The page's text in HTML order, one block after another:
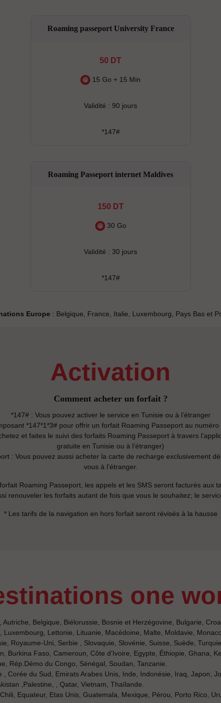
Roaming passeport University France
50 DT
15 Go + 15 Min
Validité : 90 jours
*147#
Roaming Passeport internet Maldives
150 DT
30 Go
Validité : 30 jours
*147#
Europe : Belgique, France, Italie, Luxembourg, Pays Bas et
activation
Comment acheter un forfait ?
*147# : Vous pouvez activer le service en Tunisie ou à l’étranger
*147*1*3# pour offrir un forfait Roaming Passeport au
et faites le suivi des forfaits Roaming Passeport à travers
gratuite en Tunisie ou à l’étranger)
: Vous pouvez aussi acheter la carte de recharge exclusivement
vous à l’étranger.
Roaming Passeport, les appels et les SMS seront facturés aux
renouveler les forfaits autant de fois que vous le souhaitez; le
* Les tarifs de la navigation en hors forfait seront révisés à la hausse
one
Autriche, Belgique, Biélorussie, Bosnie et Herzégovine, Bulgarie,
Lettonie, Lituanie, Macédoine, Malte, Moldavie,
Royaume-Uni, Serbie , Slovaquie, Slovénie, Suisse, Suède,
Burkina Faso, Cameroun, Côte d’Ivoire, Egypte, Éthiopie, Ghana,
Rép.Démo du Congo, Sénégal, Soudan, Tanzanie.
, Corée du Sud, Emirats Arabes Unis, Inde, Indonésie, Iraq, Japon,
,Palestine, , Qatar, Vietnam, Thaïlande.
Equateur, Etas Unis, Guatemala, Mexique, Pérou, Porto Rico,